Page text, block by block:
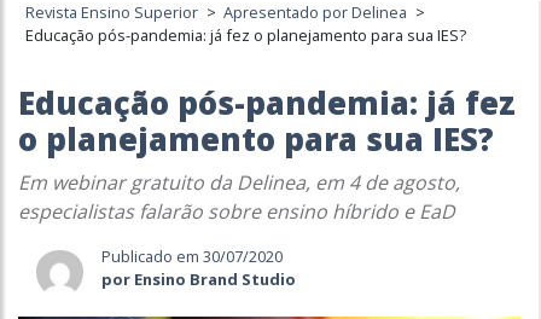
Revista Ensino Superior > Apresentado por Delinea >
Educação pós-pandemia: já fez o planejamento para sua IES?
Educação pós-pandemia: já fez
o planejamento para sua IES?
Em webinar gratuito da Delinea, em 4 de agosto,
especialistas falarão sobre ensino híbrido e EaD
Publicado em 30/07/2020
por Ensino Brand Studio